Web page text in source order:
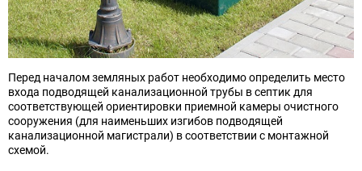
Перед началом земляных работ необходимо определить место
входа подводящей канализационной трубы в септик для
соответствующей ориентировки приемной камеры очистного
сооружения (для наименьших изгибов подводящей
канализационной магистрали) в соответствии с монтажной
схемой.